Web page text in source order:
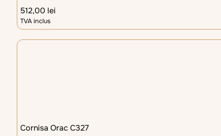
512,00 lei
TVA inclus
Cornisa Orac C327